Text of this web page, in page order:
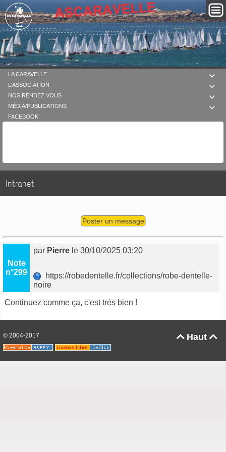

LA CARAVELLE

L'ASSOCIATION

NOS RENDEZ VOUS

MÉDIA/PUBLICATIONS
FACEBOOK
Intranet
Poster un message
Note
n°299
par Pierre le 30/10/2025 03:20
https://robedentelle.fr/collections/robe-dentelle-
noire
Continuez comme ça, c'est très bien !
Haut 
© 2004-2017